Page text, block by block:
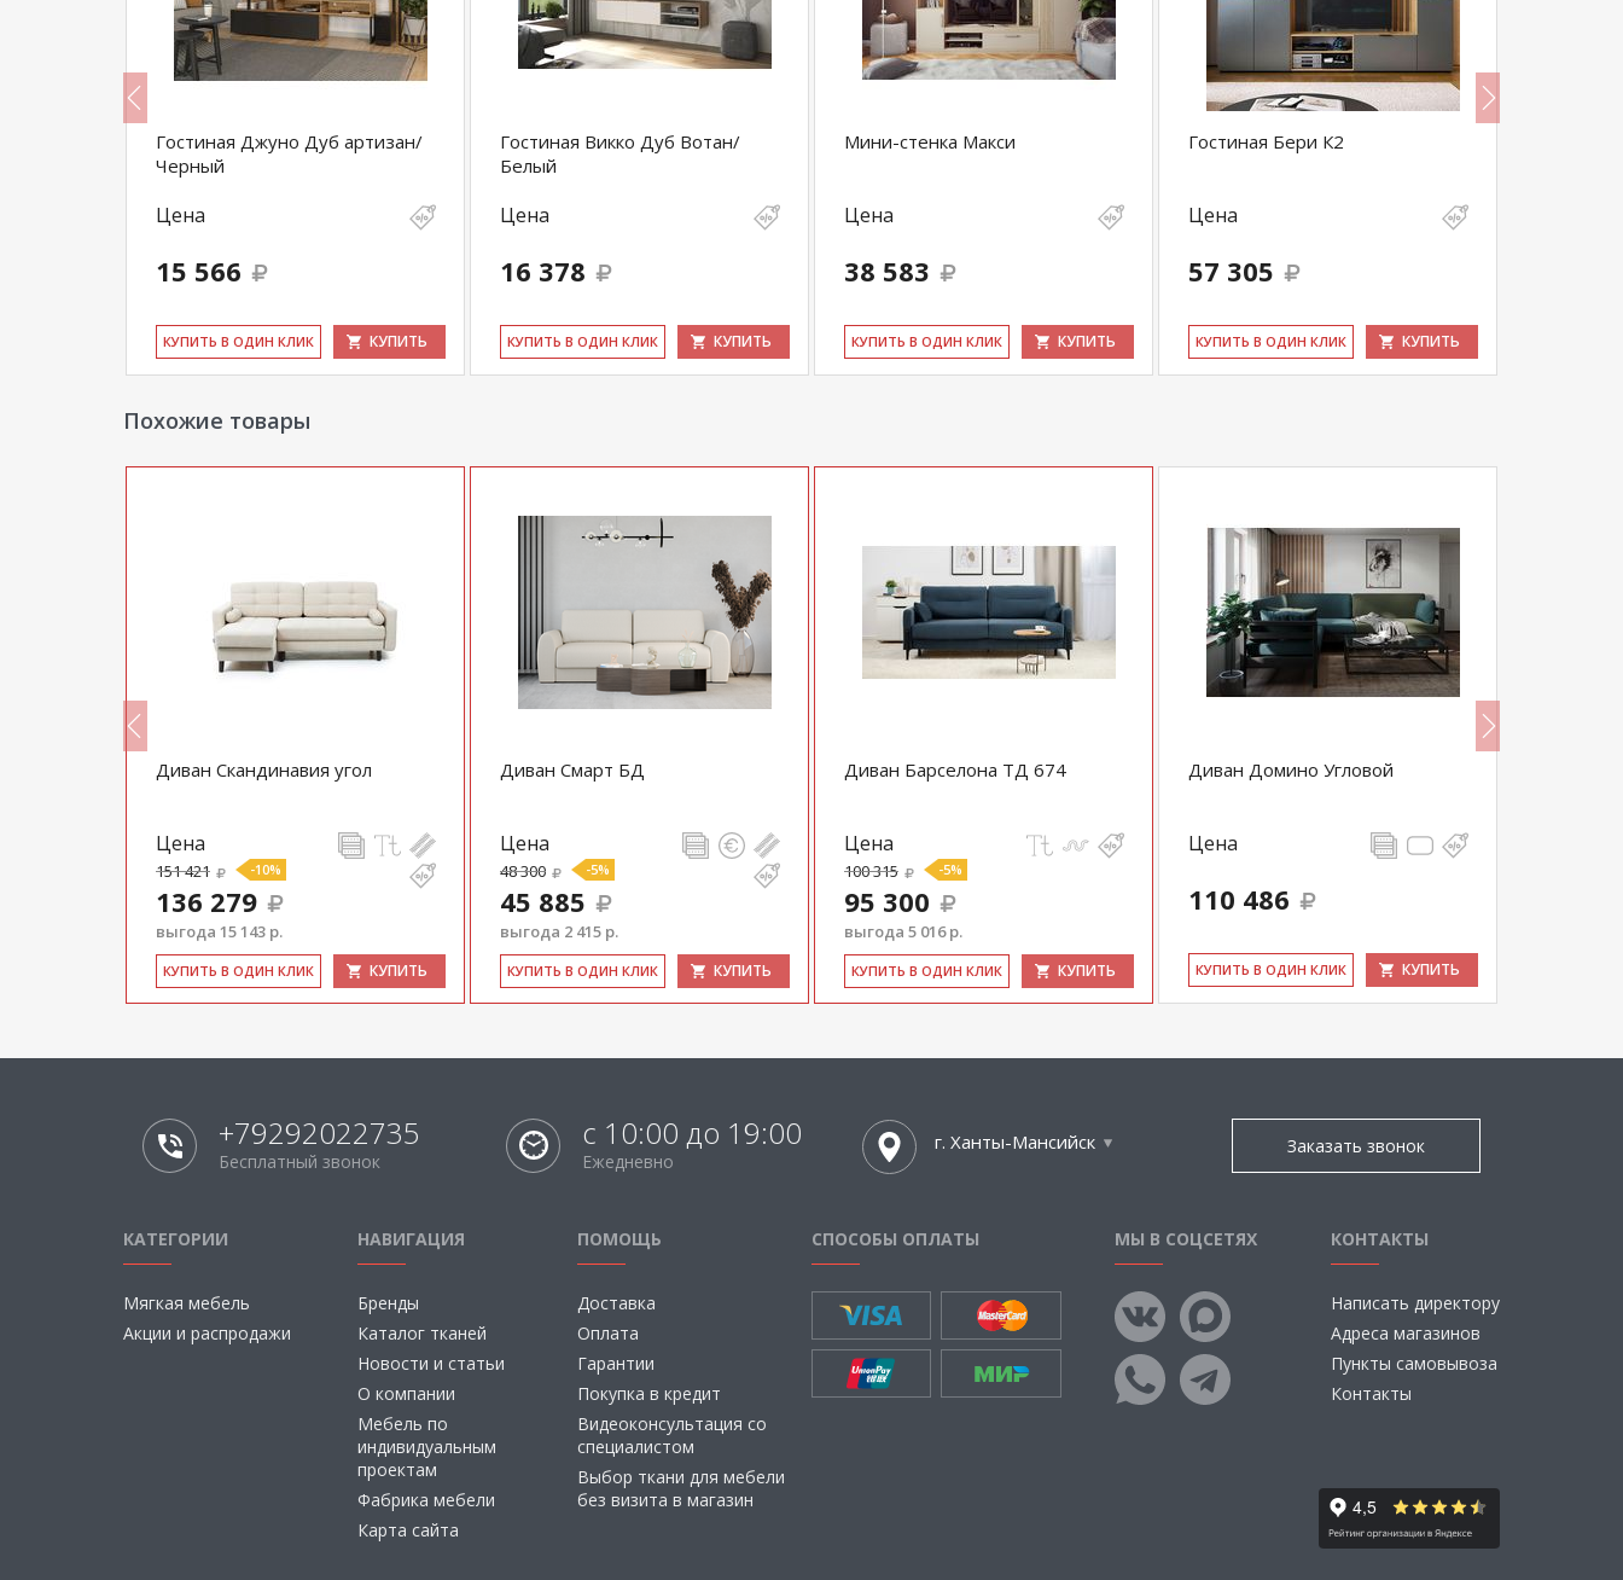
Гостиная Джуно Дуб артизан/
Черный
Цена
15 566
КУ­ПИТЬ В ОДИН КЛИК КУПИТЬ
Гостиная Викко Дуб Вотан/
Белый
Цена
16 378
КУ­ПИТЬ В ОДИН КЛИК КУПИТЬ
Мини-стенка Макси
Цена
38 583
КУ­ПИТЬ В ОДИН КЛИК КУПИТЬ
Гостиная Бери К2
Цена
57 305
КУ­ПИТЬ В ОДИН КЛИК КУПИТЬ
Похожие товары
Диван Скандинавия угол
Цена
151 421 -10%
136 279
выгода 15 143 р.
КУ­ПИТЬ В ОДИН КЛИК КУПИТЬ
Диван Смарт БД
Цена
48 300 -5%
45 885
выгода 2 415 р.
КУ­ПИТЬ В ОДИН КЛИК КУПИТЬ
Диван Барселона ТД 674
Цена
100 315 -5%
95 300
выгода 5 016 р.
КУ­ПИТЬ В ОДИН КЛИК КУПИТЬ
Диван Домино Угловой
Цена
110 486
КУ­ПИТЬ В ОДИН КЛИК КУПИТЬ
+79292022735
Бесплатный звонок
с 10:00 до 19:00
Ежедневно
г. Ханты-Мансийск Заказать звонок
КАТЕГОРИИ
Мягкая мебель
Акции и распродажи
НАВИГАЦИЯ
Бренды
Каталог тканей
Новости и статьи
О компании
Мебель по
индивидуальным
проектам
Фабрика мебели
Карта сайта
ПОМОЩЬ
Доставка
Оплата
Гарантии
Покупка в кредит
Видеоконсультация со
специалистом
Выбор ткани для мебели
без визита в магазин
СПОСОБЫ ОПЛАТЫ МЫ В СОЦСЕТЯХ КОНТАКТЫ
Написать директору
Адреса магазинов
Пункты самовывоза
Контакты